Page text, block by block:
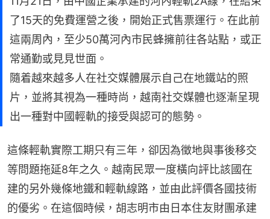
了15天的免費運營之後，開始正式售票運行。在此前
這兩周內，至少50萬河內市民蜂擁前往各站點，或正
常通勤或見見世面。
隨着越來越多人在社交媒體展示自己在地鐵站的照
片，並將其視為一種時尚，越南社交媒體也逐漸呈現
出一種對中國輕軌的接受與認可的態勢。
這條輕軌實際工期只有三年，卻因為徵地與事後移交
等問題拖延8年之久。越南民眾一度橫向評比該國在
建的另外幾條地鐵和輕軌線路，並由此評價各國技術
的優劣。在這個時候，胡志明市由日本住友財團承建